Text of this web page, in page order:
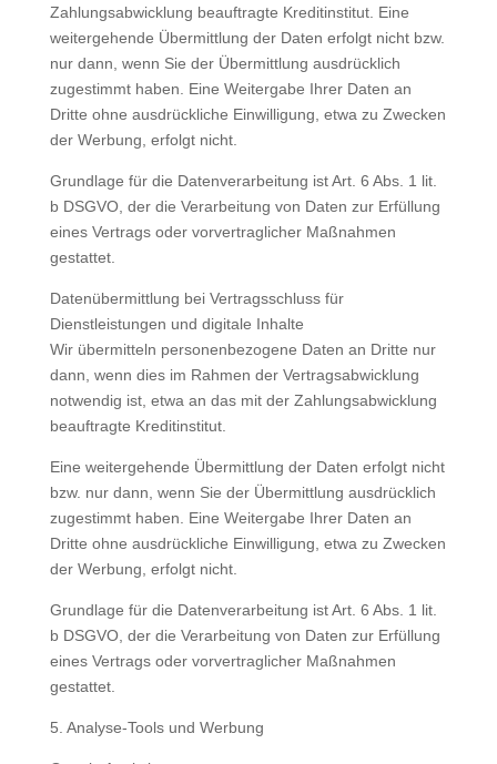
Zahlungsabwicklung beauftragte Kreditinstitut. Eine
weitergehende Übermittlung der Daten erfolgt nicht bzw.
nur dann, wenn Sie der Übermittlung ausdrücklich
zugestimmt haben. Eine Weitergabe Ihrer Daten an
Dritte ohne ausdrückliche Einwilligung, etwa zu Zwecken
der Werbung, erfolgt nicht.
Grundlage für die Datenverarbeitung ist Art. 6 Abs. 1 lit.
b DSGVO, der die Verarbeitung von Daten zur Erfüllung
eines Vertrags oder vorvertraglicher Maßnahmen
gestattet.
Datenübermittlung bei Vertragsschluss für
Dienstleistungen und digitale Inhalte
Wir übermitteln personenbezogene Daten an Dritte nur
dann, wenn dies im Rahmen der Vertragsabwicklung
notwendig ist, etwa an das mit der Zahlungsabwicklung
beauftragte Kreditinstitut.
Eine weitergehende Übermittlung der Daten erfolgt nicht
bzw. nur dann, wenn Sie der Übermittlung ausdrücklich
zugestimmt haben. Eine Weitergabe Ihrer Daten an
Dritte ohne ausdrückliche Einwilligung, etwa zu Zwecken
der Werbung, erfolgt nicht.
Grundlage für die Datenverarbeitung ist Art. 6 Abs. 1 lit.
b DSGVO, der die Verarbeitung von Daten zur Erfüllung
eines Vertrags oder vorvertraglicher Maßnahmen
gestattet.
5. Analyse-Tools und Werbung